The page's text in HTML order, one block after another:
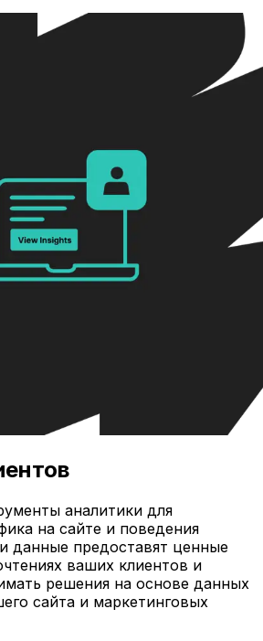
аналитики для
на сайте и поведения
данные предоставят ценные
ваших клиентов и
решения на основе данных
сайта и маркетинговых